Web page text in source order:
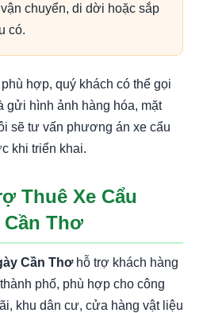
chuyển, di dời hoặc sắp
có.
hợp, quý khách có thể gọi
gửi hình ảnh hàng hóa, mặt
sẽ tư vấn phương án xe cẩu
khi triển khai.
Thuê Xe Cẩu
Cần Thơ
Cần Thơhỗ trợ khách hàng
phố, phù hợp cho công
khu dân cư, cửa hàng vật liệu